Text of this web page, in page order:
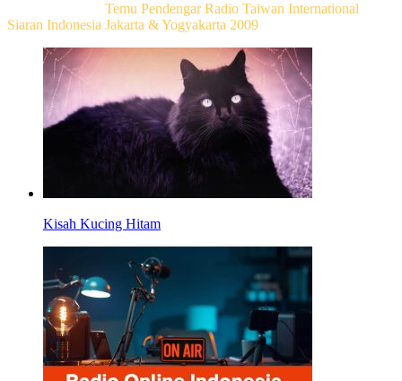
Temu Pendengar Radio Taiwan International
Siaran Indonesia Jakarta & Yogyakarta 2009
Kisah Kucing Hitam